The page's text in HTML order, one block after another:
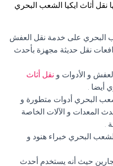
نقل أثاث ايكيا الشعب البحري
البحري على خدمة نقل العفش
نقل حديثة مجهزة بأحدث
و الأدوات و نقل أثاث
أيضا .
البحري أدوات متطورة و
المعدات و الآلات الخاصة
.
البحري خبراء هنود و
حيث أنه يستخدم أحدث